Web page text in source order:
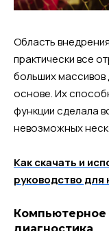
Область внедрения
практически все
больших массивов
основе. Их
функции сделала
невозможных
Как скачать и
руководство
Компьютерное